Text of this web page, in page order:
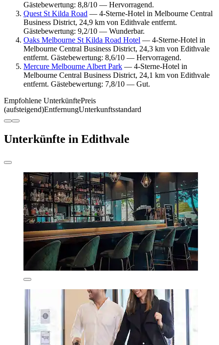
Gästebewertung: 8,8/10 — Hervorragend.
Quest St Kilda Road — 4-Sterne-Hotel in Melbourne Central
Business District, 24,9 km von Edithvale entfernt.
Gästebewertung: 9,2/10 — Wunderbar.
Oaks Melbourne St Kilda Road Hotel — 4-Sterne-Hotel in
Melbourne Central Business District, 24,3 km von Edithvale
entfernt. Gästebewertung: 8,6/10 — Hervorragend.
Mercure Melbourne Albert Park — 4-Sterne-Hotel in
Melbourne Central Business District, 24,1 km von Edithvale
entfernt. Gästebewertung: 7,8/10 — Gut.
Empfohlene UnterkünftePreis
(aufsteigend)EntfernungUnterkunftsstandard
Unterkünfte in Edithvale